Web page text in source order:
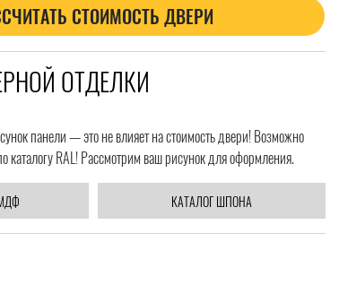
СТОИМОСТЬ ДВЕРИ
ОТДЕЛКИ
панели — это не влияет на стоимость двери! Возможно
каталогу RAL! Рассмотрим ваш рисунок для оформления.
КАТАЛОГ ШПОНА